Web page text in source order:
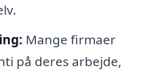
Mange firmaer
på deres arbejde,